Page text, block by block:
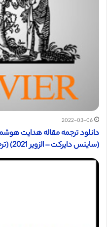
2022-03-06
(ساینس دایرکت – الزویر 2021) (ترجمه ویژه – طلایی